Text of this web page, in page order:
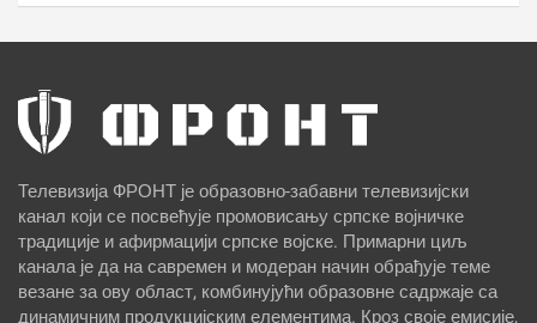
Телевизија ФРОНТ је образовно-забавни телевизијски
канал који се посвећује промовисању српске војничке
традиције и афирмацији српске војске. Примарни циљ
канала је да на савремен и модеран начин обрађује теме
везане за ову област, комбинујући образовне садржаје са
динамичним продукцијским елементима. Кроз своје емисије,